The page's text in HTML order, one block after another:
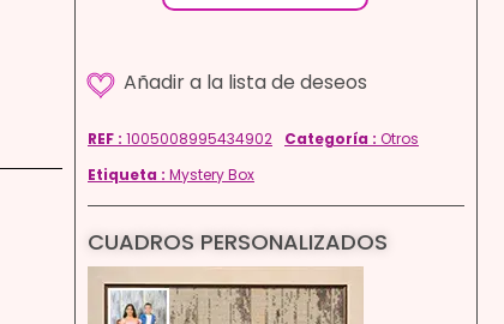
REF : 1005008995434902 Categoría : Otros
Etiqueta : Mystery Box
CUADROS PERSONALIZADOS